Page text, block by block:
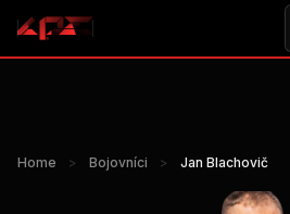
Home > Bojovníci > Jan Blachovič